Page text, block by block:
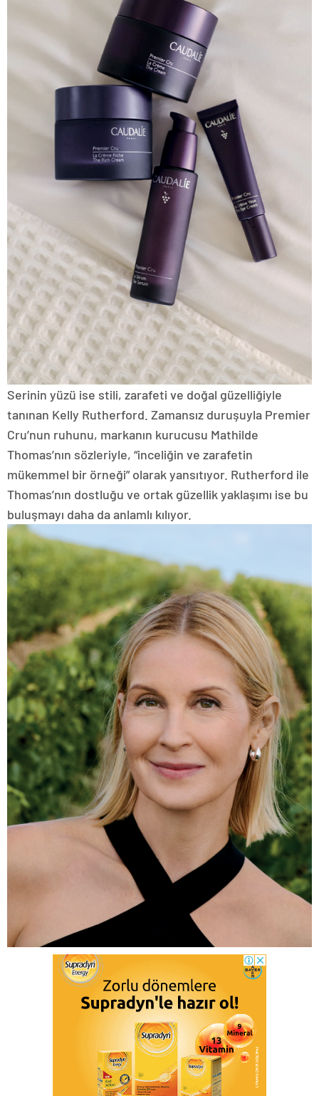
Serinin yüzü ise stili, zarafeti ve doğal güzelliğiyle
tanınan Kelly Rutherford. Zamansız duruşuyla Premier
Cru’nun ruhunu, markanın kurucusu Mathilde
Thomas’nın sözleriyle, “inceliğin ve zarafetin
mükemmel bir örneği” olarak yansıtıyor. Rutherford ile
Thomas’nın dostluğu ve ortak güzellik yaklaşımı ise bu
buluşmayı daha da anlamlı kılıyor.